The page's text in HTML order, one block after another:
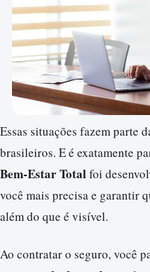
Essas situações fazem parte
brasileiros. E é exatamente
Bem-Estar Totalfoi
você mais precisa e garantir
além do que é visível.
Ao contratar o seguro, você